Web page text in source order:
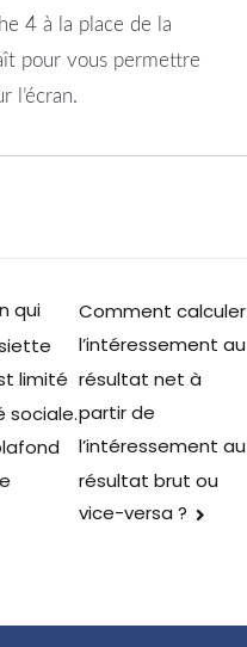
4 à la place de la
pour vous permettre
l’écran.
qui
limité
sociale.
Comment calculer
l’intéressement au
résultat net à
partir de
l’intéressement au
résultat brut ou
vice-versa ?